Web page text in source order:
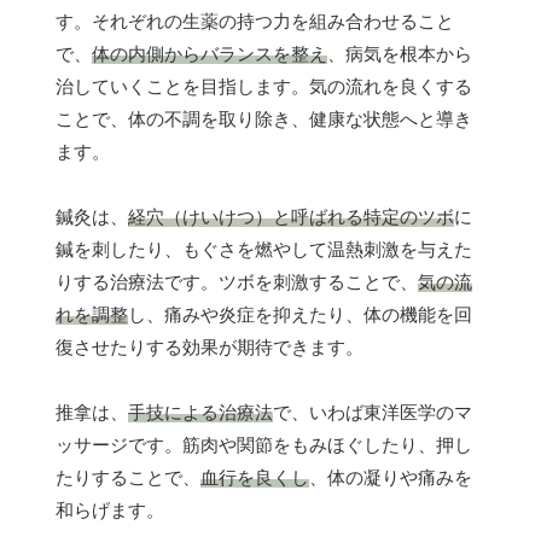
す。それぞれの生薬の持つ力を組み合わせること
で、 体の内側からバランスを整え 、病気を根本から
治していくことを目指します。気の流れを良くする
ことで、体の不調を取り除き、健康な状態へと導き
ます。
鍼灸は、 経穴（けいけつ）と呼ばれる特定のツボに
鍼を刺したり、もぐさを燃やして温熱刺激を与えた
りする治療法です。ツボを刺激することで、 気の流
れを調整し、痛みや炎症を抑えたり、体の機能を回
復させたりする効果が期待できます。
推拿は、 手技による治療法で、いわば東洋医学のマ
ッサージです。筋肉や関節をもみほぐしたり、押し
たりすることで、 血行を良くし 、体の凝りや痛みを
和らげます。